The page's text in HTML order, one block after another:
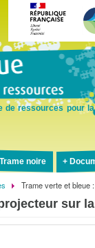
de ressources pour
Trame noire
Trame verte et bleue
sur